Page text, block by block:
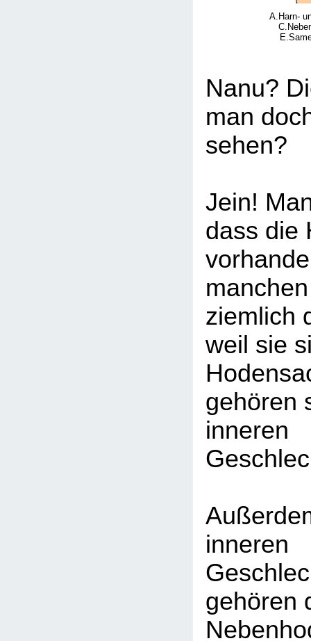
A.Harn-
Nanu?
man
sehen?
Jein!
dass die
ziemlich
weil sie
gehören
inneren
inneren
gehören